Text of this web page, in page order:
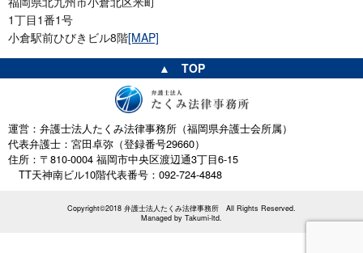
1丁目1番1号
小倉駅前ひびきビル8階[MAP]
▲ TOP
運営：弁護士法人たくみ法律事務所（福岡県弁護士会所属）
代表弁護士：宮田卓弥（登録番号29660）
住所：〒810-0004 福岡市中央区渡辺通3丁目6-15
TT天神南ビル10階代表番号：092-724-4848
Copyright©2018 弁護士法人たくみ法律事務所 All Rights Reserved.
Managed by Takumi-ltd.